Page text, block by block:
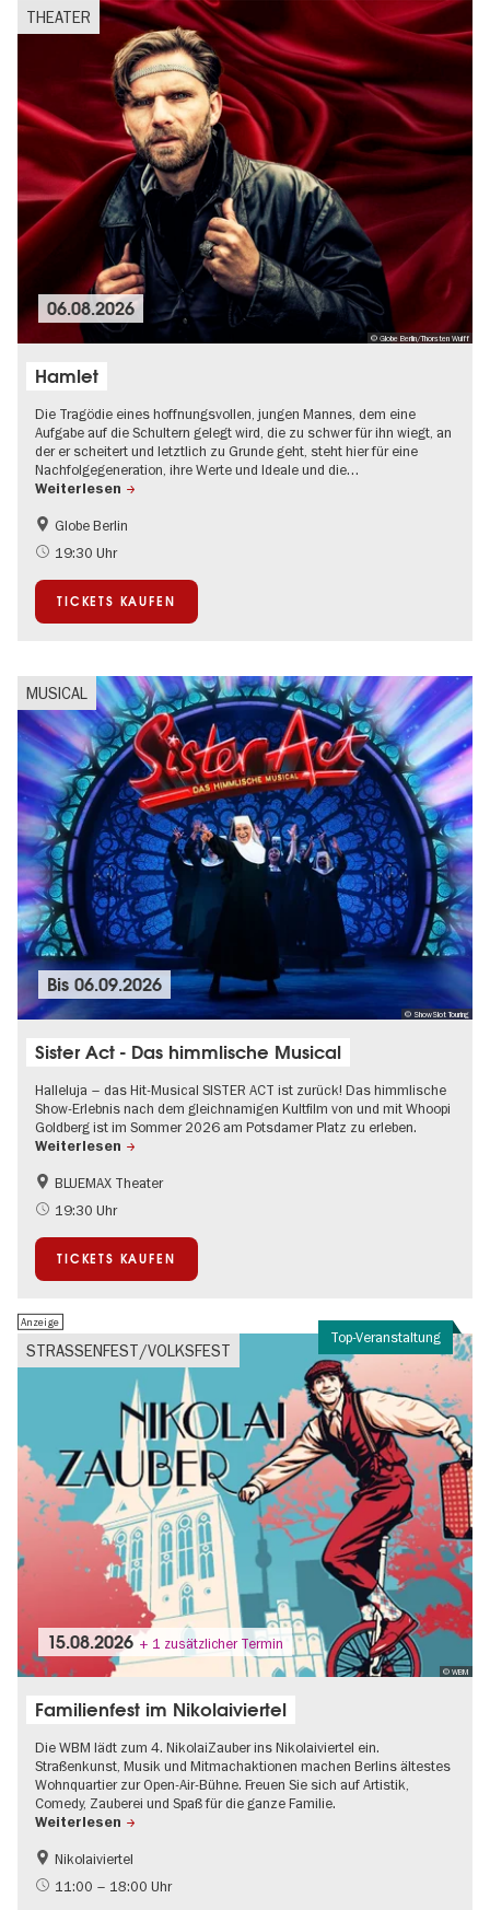
THEATER
© Globe Berlin/Thorsten Wulff
06.08.2026
Hamlet
Die Tragödie eines hoffnungsvollen, jungen Mannes, dem eine
Aufgabe auf die Schultern gelegt wird, die zu schwer für ihn wiegt, an
der er scheitert und letztlich zu Grunde geht, steht hier für eine
Nachfolgegeneration, ihre Werte und Ideale und die…
Weiterlesen
Kultursommer
Open Air
Globe Berlin
19:30 Uhr
TICKETS KAUFEN
MUSICAL
© ShowSlot Touring
Bis06.09.2026
Sister Act - Das himmlische Musical
Halleluja – das Hit-Musical SISTER ACT ist zurück! Das himmlische
Show-Erlebnis nach dem gleichnamigen Kultfilm von und mit Whoopi
Goldberg ist im Sommer 2026 am Potsdamer Platz zu erleben.
Weiterlesen
Kultursommer
Musikstadt
BLUEMAX Theater
19:30 Uhr
TICKETS KAUFEN
Top-Veranstaltung
STRASSENFEST/VOLKSFEST
Anzeige
© WBM
15.08.2026 + 1 zusätzlicher Termin
Familienfest im Nikolaiviertel
Die WBM lädt zum 4. NikolaiZauber ins Nikolaiviertel ein.
Straßenkunst, Musik und Mitmachaktionen machen Berlins ältestes
Wohnquartier zur Open-Air-Bühne. Freuen Sie sich auf Artistik,
Comedy, Zauberei und Spaß für die ganze Familie.
Weiterlesen
Barrierefrei
Food
Nikolaiviertel
11:00 – 18:00 Uhr